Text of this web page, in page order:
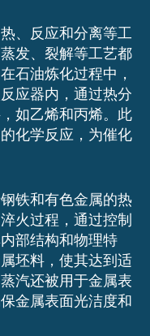
、反应和分离等工
发、裂解等工艺都
石油炼化过程中，
应器内，通过热分
如乙烯和丙烯。此
化学反应，为催化
铁和有色金属的热
火过程，通过控制
部结构和物理特
坯料，使其达到适
汽还被用于金属表
金属表面光洁度和